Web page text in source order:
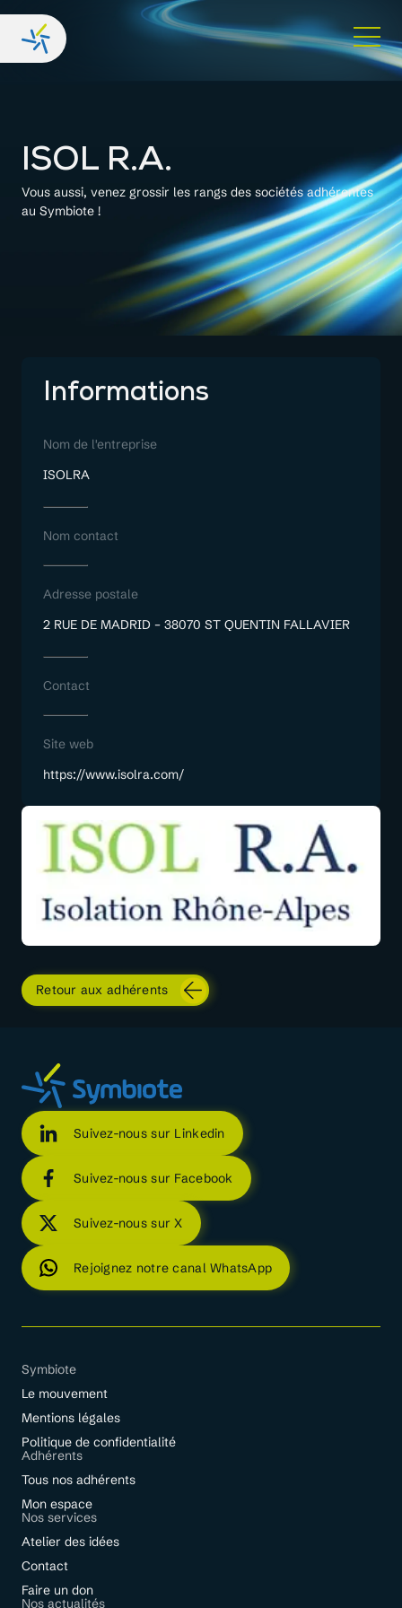
ISOL R.A.
Vous aussi, venez grossir les rangs des sociétés adhérentes
au Symbiote !
Informations
Nom de l'entreprise
ISOLRA
Nom contact
Adresse postale
2 RUE DE MADRID – 38070 ST QUENTIN FALLAVIER
Contact
Site web
https://www.isolra.com/
Retour aux adhérents
Suivez-nous sur Linkedin
Suivez-nous sur Facebook
Suivez-nous sur X
Rejoignez notre canal WhatsApp
Symbiote
Le mouvement
Mentions légales
Politique de confidentialité
Adhérents
Tous nos adhérents
Mon espace
Nos services
Atelier des idées
Contact
Faire un don
Nos actualités